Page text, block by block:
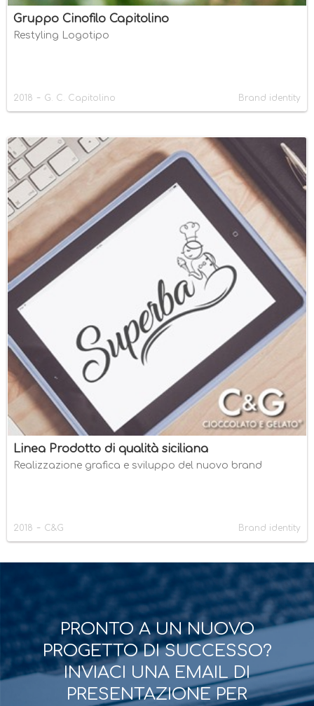
Gruppo Cinofilo Capitolino
Restyling Logotipo
2018 - G. C. Capitolino Brand identity
Linea Prodotto di qualità siciliana
Realizzazione grafica e sviluppo del nuovo brand
2018 - C&G Brand identity
PRONTO A UN NUOVO
PROGETTO DI SUCCESSO?
INVIACI UNA EMAIL DI
PRESENTAZIONE PER